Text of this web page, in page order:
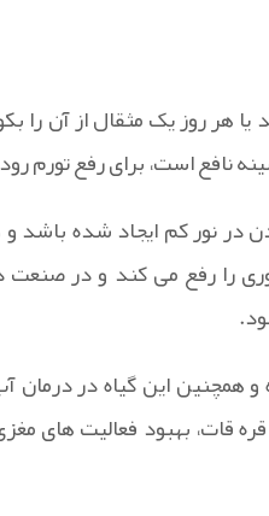
هر روز یک مثقال از آن را
نافع است، برای رفع تورم
در نور کم ایجاد شده باشد
را رفع می کند و در صنعت
این گیاه در درمان
قات، بهبود فعالیت های